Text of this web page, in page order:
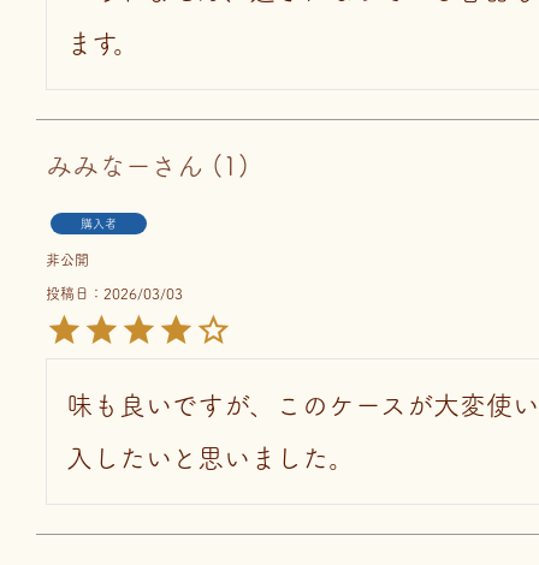
ます。
みみなー 1
購入者
非公開
投稿日 2026/03/03
味も良いですが、このケースが大変使
入したいと思いました。